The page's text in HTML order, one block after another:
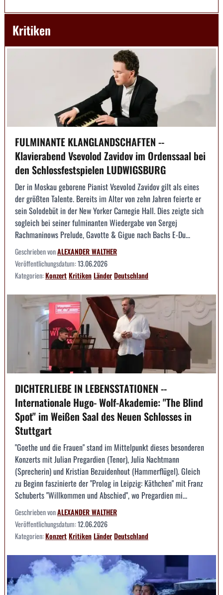
Kritiken
FULMINANTE KLANGLANDSCHAFTEN --
Klavierabend Vsevolod Zavidov im Ordenssaal bei
den Schlossfestspielen LUDWIGSBURG
Der in Moskau geborene Pianist Vsevolod Zavidov gilt als eines
der größten Talente. Bereits im Alter von zehn Jahren feierte er
sein Solodebüt in der New Yorker Carnegie Hall. Dies zeigte sich
sogleich bei seiner fulminanten Wiedergabe von Sergej
Rachmaninows Prelude, Gavotte & Gigue nach Bachs E-Du...
Geschrieben vonALEXANDER WALTHER
Veröffentlichungsdatum:13.06.2026
Kategorien:KonzertKritikenLänderDeutschland
DICHTERLIEBE IN LEBENSSTATIONEN --
Internationale Hugo- Wolf-Akademie: "The Blind
Spot" im Weißen Saal des Neuen Schlosses in
Stuttgart
"Goethe und die Frauen" stand im Mittelpunkt dieses besonderen
Konzerts mit Julian Pregardien (Tenor), Julia Nachtmann
(Sprecherin) und Kristian Bezuidenhout (Hammerflügel). Gleich
zu Beginn faszinierte der "Prolog in Leipzig: Käthchen" mit Franz
Schuberts "Willkommen und Abschied", wo Pregardien mi...
Geschrieben vonALEXANDER WALTHER
Veröffentlichungsdatum:12.06.2026
Kategorien:KonzertKritikenLänderDeutschland